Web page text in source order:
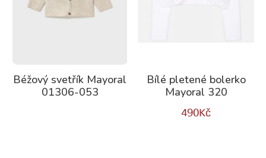
Béžový svetřík Mayoral
01306-053
Bílé pletené bolerko
Mayoral 320
490Kč